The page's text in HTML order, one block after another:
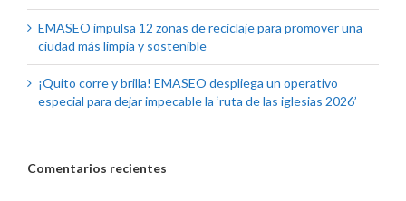
EMASEO impulsa 12 zonas de reciclaje para promover una
ciudad más limpia y sostenible
¡Quito corre y brilla! EMASEO despliega un operativo
especial para dejar impecable la ‘ruta de las iglesias 2026’
Comentarios recientes